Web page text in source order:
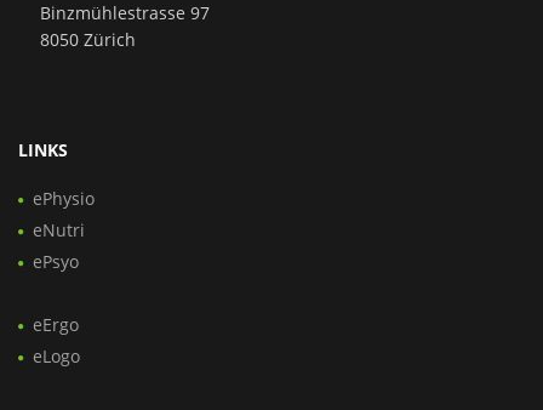
Binzmühlestrasse 97
8050 Zürich
LINKS
ePhysio
eNutri
ePsyo
eErgo
eLogo